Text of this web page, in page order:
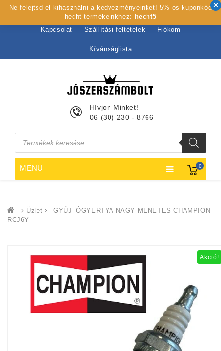
Kezdőlap Rólunk Webshop Szolgáltatások
Kapcsolat Szállítási feltételek Fiókom
Kívánságlista
0
Hívjon Minket!
06 (30) 230 - 8766
Products
search
MENU
Üzlet
GYÚJTÓGYERTYA NAGY MENETES CHAMPION
RCJ6Y
Akció!
Ne felejtsd el kihasználni a kedvezményeinket! 5%-os kuponkód
hecht termékeinkhez: hecht5